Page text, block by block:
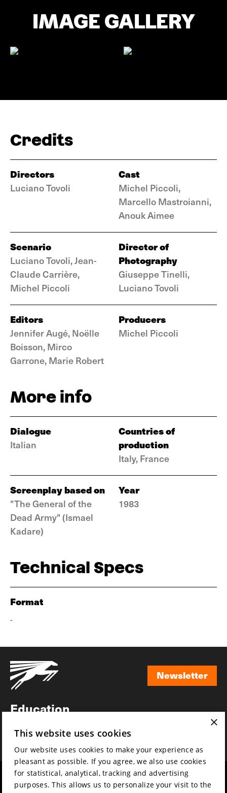
IMAGE GALLERY
Credits
Directors
Luciano Tovoli
Cast
Michel Piccoli,
Marcello Mastroianni,
Anouk Aimee
Scenario
Luciano Tovoli, Jean-
Claude Carrière,
Michel Piccoli
Director of
Photography
Giuseppe Tinelli,
Luciano Tovoli
Editors
Jennifer Augé, Noëlle
Boisson, Mirco
Garrone, Marie Robert
Producers
Michel Piccoli
More info
Dialogue
Italian
Countries of
production
Italy, France
Screenplay based on
"The General of the
Dead Army" (Ismael
Kadare)
Year
1983
Technical Specs
Format
-
Newsletter
Education
News
Mission & vision
×
This website uses cookies
Our website uses cookies to make your experience as
pleasant as possible. If you agree, we also use cookies
for statistical, analytical, tracking and advertising
purposes. This allows us to personalize your visit to the